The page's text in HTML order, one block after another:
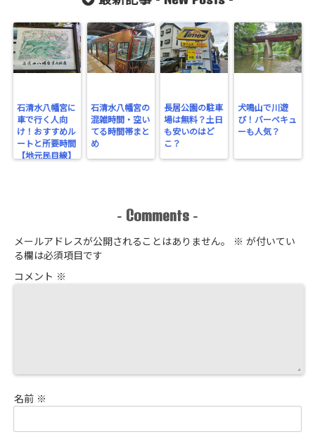
石清水八幡宮に
車で行く人向
け！おすすめル
ートと所要時間
【地元民目線】
石清水八幡宮の
混雑時間・空い
てる時間帯まと
め
長居公園の駐車
場は無料？土日
も安いのはど
こ？
犬鳴山で川遊
び！バーベキュ
ーも人気？
- Comments -
メールアドレスが公開されることはありません。 ※ が付いてい
る欄は必須項目です
コメント ※
名前 ※